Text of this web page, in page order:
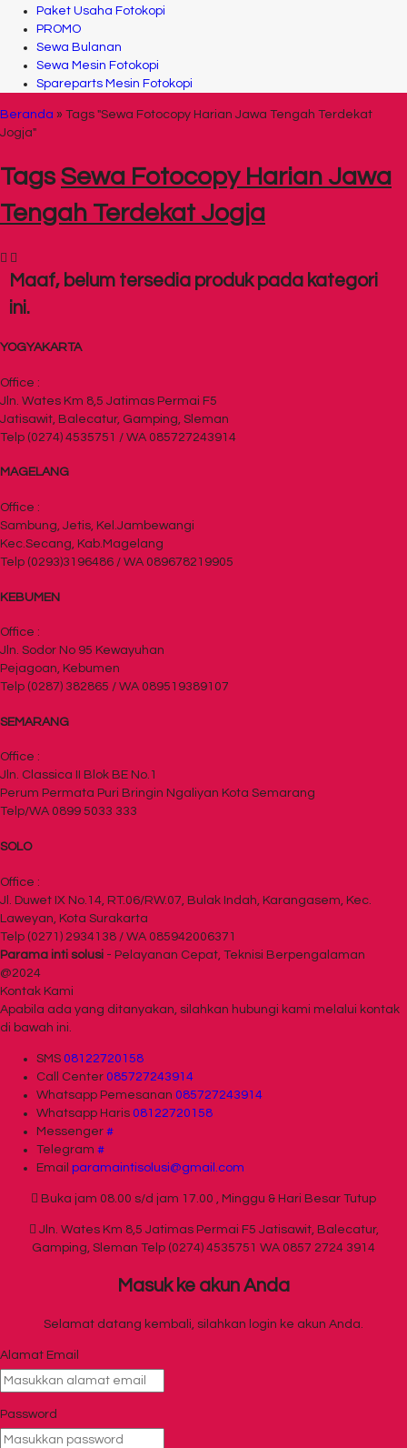
Paket Usaha Fotokopi
PROMO
Sewa Bulanan
Sewa Mesin Fotokopi
Spareparts Mesin Fotokopi
Beranda » Tags "Sewa Fotocopy Harian Jawa Tengah Terdekat
Jogja"
TagsSewa Fotocopy Harian Jawa
Tengah Terdekat Jogja
Maaf, belum tersedia produk pada kategori
ini.
YOGYAKARTA
Office :
Jln. Wates Km 8,5 Jatimas Permai F5
Jatisawit, Balecatur, Gamping, Sleman
Telp (0274) 4535751 / WA 085727243914
MAGELANG
Office :
Sambung, Jetis, Kel.Jambewangi
Kec.Secang, Kab.Magelang
Telp (0293)3196486 / WA 089678219905
KEBUMEN
Office :
Jln. Sodor No 95 Kewayuhan
Pejagoan, Kebumen
Telp (0287) 382865 / WA 089519389107
SEMARANG
Office :
Jln. Classica II Blok BE No.1
Perum Permata Puri Bringin Ngaliyan Kota Semarang
Telp/WA 0899 5033 333
SOLO
Office :
Jl. Duwet IX No.14, RT.06/RW.07, Bulak Indah, Karangasem, Kec.
Laweyan, Kota Surakarta
Telp (0271) 2934138 / WA 085942006371
Parama inti solusi - Pelayanan Cepat, Teknisi Berpengalaman
@2024
Kontak Kami
Apabila ada yang ditanyakan, silahkan hubungi kami melalui kontak
di bawah ini.
SMS 08122720158
Call Center 085727243914
Whatsapp Pemesanan 085727243914
Whatsapp Haris 08122720158
Messenger #
Telegram #
Email paramaintisolusi@gmail.com
Buka jam 08.00 s/d jam 17.00 , Minggu & Hari Besar Tutup
Jln. Wates Km 8,5 Jatimas Permai F5 Jatisawit, Balecatur,
Gamping, Sleman Telp (0274) 4535751 WA 0857 2724 3914
Masuk ke akun Anda
Selamat datang kembali, silahkan login ke akun Anda.
Alamat Email
Password